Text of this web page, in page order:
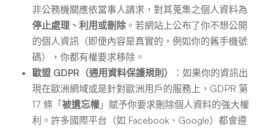
非公務機關應依當事人請求，對其蒐集之個人資料為
停止處理、利用或刪除。若網站上公布了你不想公開
的個人資訊（即便內容是真實的，例如你的舊手機號
碼），你都有權要求移除。
歐盟 GDPR（通用資料保護規則）
：如果你的資訊出
現在歐洲網域或是針對歐洲用戶的服務上，GDPR 第
17 條「被遺忘權 」賦予你要求刪除個人資料的強大權
利。許多國際平台（如 Facebook、Google）都會遵